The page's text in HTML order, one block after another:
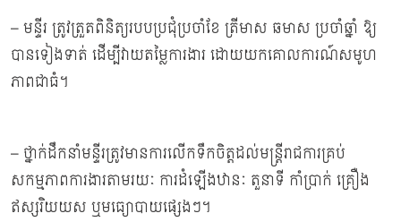
– មន្ទីរ ត្រូវត្រួតពិនិត្យរបបប្រជុំប្រចាំខែ ត្រីមាស ឆមាស ប្រចាំឆ្នាំ ឱ្យ
បានទៀងទាត់ ដើម្បីវាយតម្លៃការងារ ដោយយកគោលការណ៍សមូហ
ភាពជាធំ។
– ថ្នាក់ដឹកនាំមន្ទីរត្រូវមានការលើកទឹកចិត្តដល់មន្ត្រីរាជការគ្រប់
សកម្មភាពការងារតាមរយៈ ការដំឡើងឋានៈ តួនាទី កាំប្រាក់ គ្រឿង
ឥស្សរិយយស ឬមធ្យោបាយផ្សេងៗ។